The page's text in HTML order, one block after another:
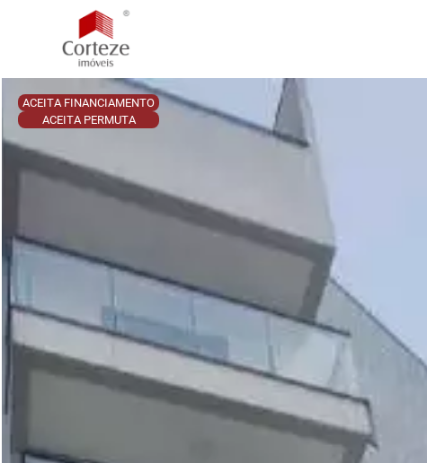
ACEITA FINANCIAMENTO
ACEITA PERMUTA